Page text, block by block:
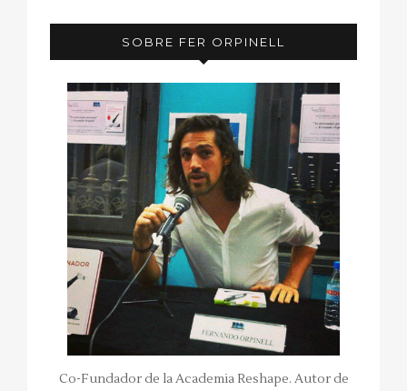
SOBRE FER ORPINELL
Co-Fundador de la Academia Reshape. Autor de